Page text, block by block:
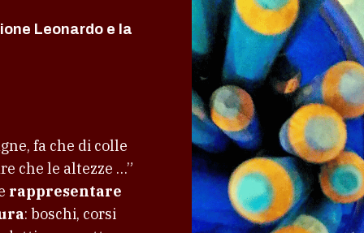
Leonardo e la
fa che di colle
che le altezze …”
rappresentare
: boschi, corsi